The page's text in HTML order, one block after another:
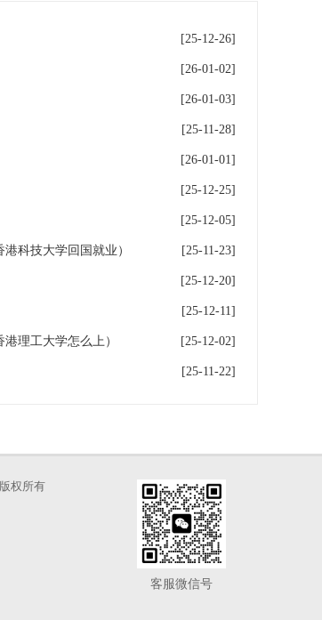
[25-12-26]
[26-01-02]
[26-01-03]
[25-11-28]
[26-01-01]
[25-12-25]
[25-12-05]
科技大学回国就业） [25-11-23]
[25-12-20]
[25-12-11]
理工大学怎么上） [25-12-02]
[25-11-22]
权所有
客服微信号